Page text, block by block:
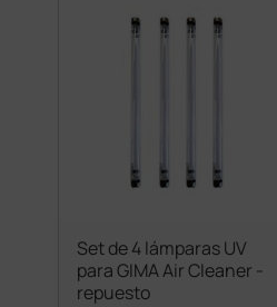
Set de 4 lámparas UV
para GIMA Air Cleaner -
repuesto